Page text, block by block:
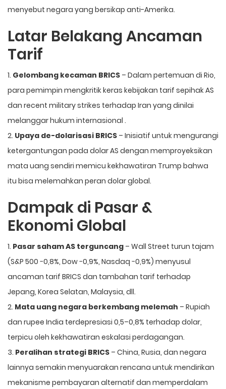
menyebut negara yang bersikap anti-Amerika.
Latar Belakang Ancaman
Tarif
1. Gelombang kecaman BRICS – Dalam pertemuan di Rio,
para pemimpin mengkritik keras kebijakan tarif sepihak AS
dan recent military strikes terhadap Iran yang dinilai
melanggar hukum internasional .
2. Upaya de-dolarisasi BRICS – Inisiatif untuk mengurangi
ketergantungan pada dolar AS dengan memproyeksikan
mata uang sendiri memicu kekhawatiran Trump bahwa
itu bisa melemahkan peran dolar global.
Dampak di Pasar &
Ekonomi Global
1. Pasar saham AS terguncang – Wall Street turun tajam
(S&P 500 −0,8%, Dow −0,9%, Nasdaq −0,9%) menyusul
ancaman tarif BRICS dan tambahan tarif terhadap
Jepang, Korea Selatan, Malaysia, dll.
2. Mata uang negara berkembang melemah – Rupiah
dan rupee India terdepresiasi 0,5–0,8% terhadap dolar,
terpicu oleh kekhawatiran eskalasi perdagangan.
3. Peralihan strategi BRICS – China, Rusia, dan negara
lainnya semakin menyuarakan rencana untuk mendirikan
mekanisme pembayaran alternatif dan memperdalam